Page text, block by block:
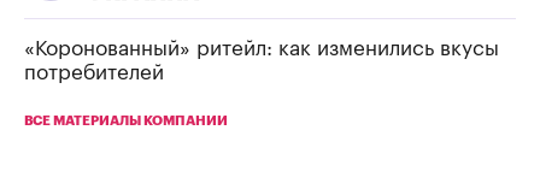
«Коронованный» ритейл: как изменились вкусы
потребителей
ВСЕ МАТЕРИАЛЫ КОМПАНИИ